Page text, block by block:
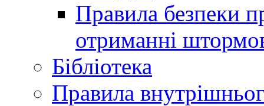
Правила безпеки
отриманні
Бібліотека
Правила